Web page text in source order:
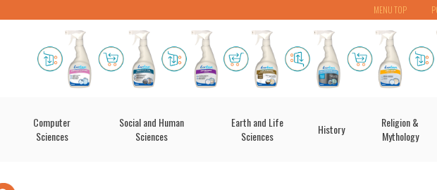
MENU TOP
Computer
Sciences
Social and Human
Sciences
Earth and Life
Sciences
History
Religion &
Mythology